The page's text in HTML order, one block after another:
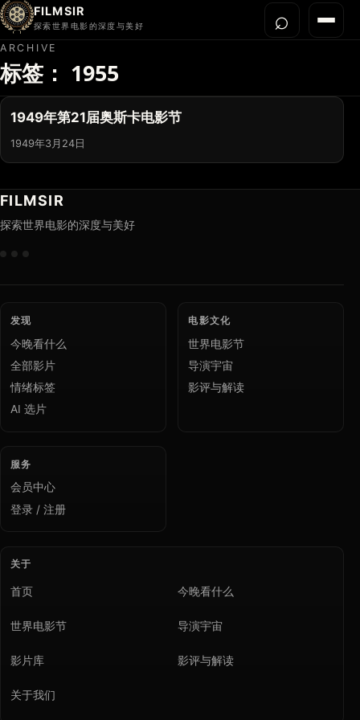
FILMSIR
探索世界电影的深度与美好 菜单
首页
今晚看什么
世界电影节
导演宇宙
影评与解读
⌕打开
ARCHIVE
标签： 1955
1949年第21届奥斯卡电影节
1949年3月24日
FILMSIR
探索世界电影的深度与美好
发现
今晚看什么
全部影片
情绪标签
AI 选片
电影文化
世界电影节
导演宇宙
影评与解读
服务
会员中心
登录 / 注册
关于
首页 今晚看什么
世界电影节 导演宇宙
影片库 影评与解读
关于我们